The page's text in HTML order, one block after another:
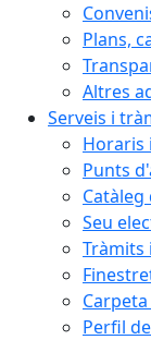
Plans,
Altres
Serveis i
Horaris
Punts
Catàleg
Seu
Tràmits
Perfil